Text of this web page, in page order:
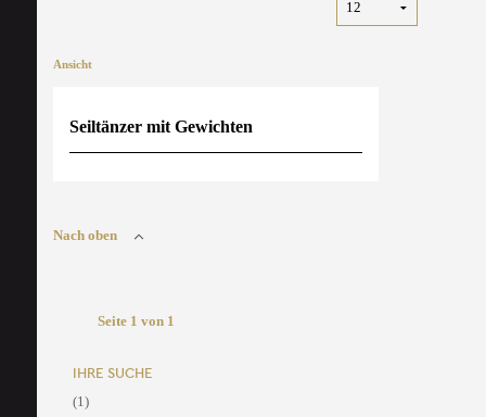
Ansicht
Seiltänzer mit Gewichten
Nach oben
Seite 1 von 1
IHRE SUCHE
(1)